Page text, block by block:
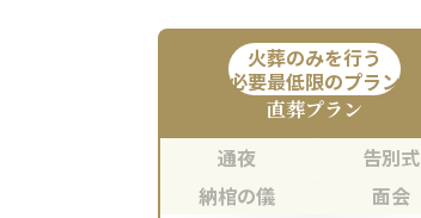
火葬のみを行う
必要最低限のプラン
直葬プラン
通夜
告別式
納棺の儀
面会